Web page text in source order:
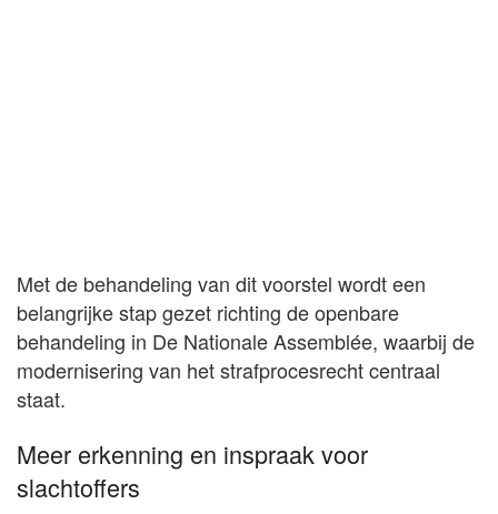
Met de behandeling van dit voorstel wordt een
belangrijke stap gezet richting de openbare
behandeling in De Nationale Assemblée, waarbij de
modernisering van het strafprocesrecht centraal
staat.
Meer erkenning en inspraak voor
slachtoffers